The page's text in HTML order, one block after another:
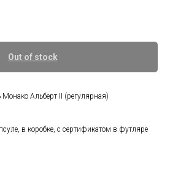
Out of stock
Альберт II (регулярная)
в коробке, с сертификатом в футляре